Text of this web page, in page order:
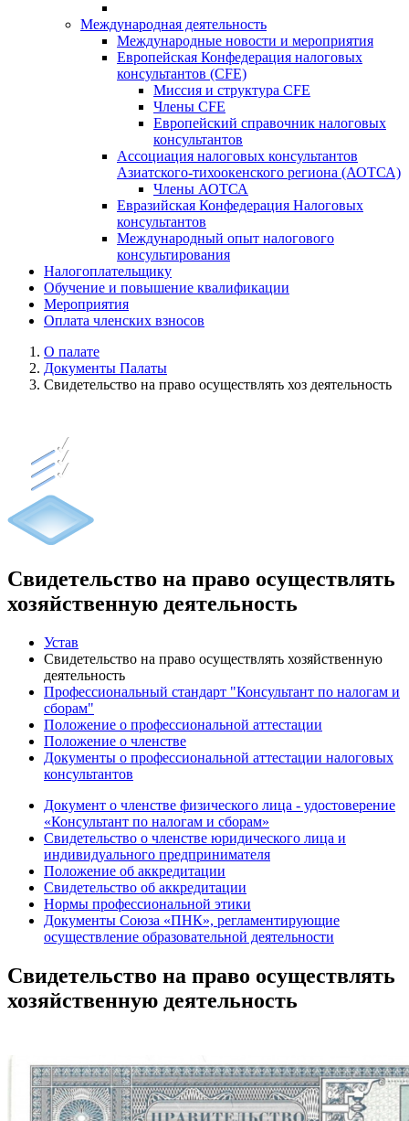
Международная деятельность
Международные новости и мероприятия
Европейская Конфедерация налоговых
консультантов (CFE)
Миссия и структура CFE
Члены CFE
Европейский справочник налоговых
консультантов
Ассоциация налоговых консультантов
Азиатского-тихоокенского региона (АОТСА)
Члены АОТСА
Евразийская Конфедерация Налоговых
консультантов
Международный опыт налогового
консультирования
Налогоплательщику
Обучение и повышение квалификации
Мероприятия
Оплата членских взносов
О палате
Документы Палаты
Свидетельство на право осуществлять хоз деятельность
Свидетельство на право осуществлять
хозяйственную деятельность
Устав
Свидетельство на право осуществлять хозяйственную
деятельность
Профессиональный стандарт "Консультант по налогам и
сборам"
Положение о профессиональной аттестации
Положение о членстве
Документы о профессиональной аттестации налоговых
консультантов
Документ о членстве физического лица - удостоверение
«Консультант по налогам и сборам»
Свидетельство о членстве юридического лица и
индивидуального предпринимателя
Положение об аккредитации
Свидетельство об аккредитации
Нормы профессиональной этики
Документы Союза «ПНК», регламентирующие
осуществление образовательной деятельности
Свидетельство на право осуществлять
хозяйственную деятельность